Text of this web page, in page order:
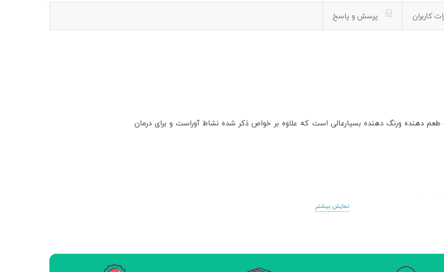
کاربران پرسش و پاسخ
طعم دهنده ورنگ دهنده بسیارعالی است که علاوه بر خواص ذکر شده نشاط آوراست و برای درمان
نمایش بیشتر